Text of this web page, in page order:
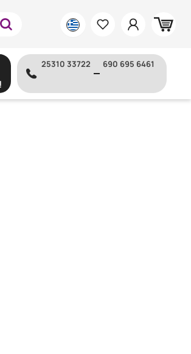
25310 33722 690 695 6461